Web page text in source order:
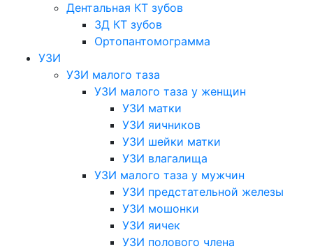
Дентальная КТ зубов
3Д КТ зубов
Ортопантомограмма
УЗИ
УЗИ малого таза
УЗИ малого таза у женщин
УЗИ матки
УЗИ яичников
УЗИ шейки матки
УЗИ влагалища
УЗИ малого таза у мужчин
УЗИ предстательной железы
УЗИ мошонки
УЗИ яичек
УЗИ полового члена